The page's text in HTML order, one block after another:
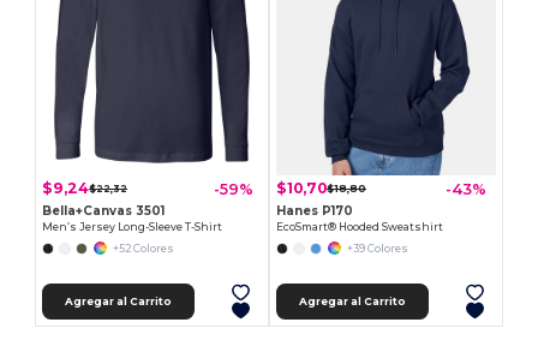
$9,24$22,32 -59%
Bella+Canvas 3501
Men’s Jersey Long-Sleeve T-Shirt
+52 Colores
Agregar al Carrito
$10,70$18,80 -43%
Hanes P170
EcoSmart® Hooded Sweatshirt
+39 Colores
Agregar al Carrito